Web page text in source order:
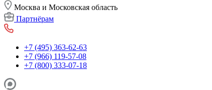
Москва и Московская область
Партнёрам
+7 (495) 363-62-63
+7 (966) 119-57-08
+7 (800) 333-07-18